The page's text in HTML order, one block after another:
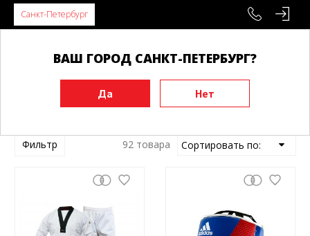
Санкт-Петербург
ВАШ ГОРОД САНКТ-ПЕТЕРБУРГ?
Главная
Товары Adidas
Фильтр 92 товара